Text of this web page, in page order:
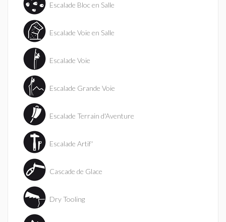
Escalade Bloc en Salle
Escalade Voie en Salle
Escalade Voie
Escalade Grande Voie
Escalade Terrain d'Aventure
Escalade Artif'
Cascade de Glace
Dry Tooling